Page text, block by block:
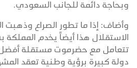
وبحاجة دائمة للجانب السعودي.
وأضاف: إذا ما تطور الصراع وذهبت
الاستقلال هذا أيضاً يخدم المملكة
تتعامل مع حضرموت مستقلة
دولة كبيرة برؤية وطنية تعقد